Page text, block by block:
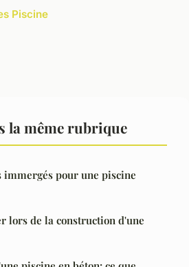
Piscine
la même rubrique
immergés pour une piscine
lors de la construction d'une